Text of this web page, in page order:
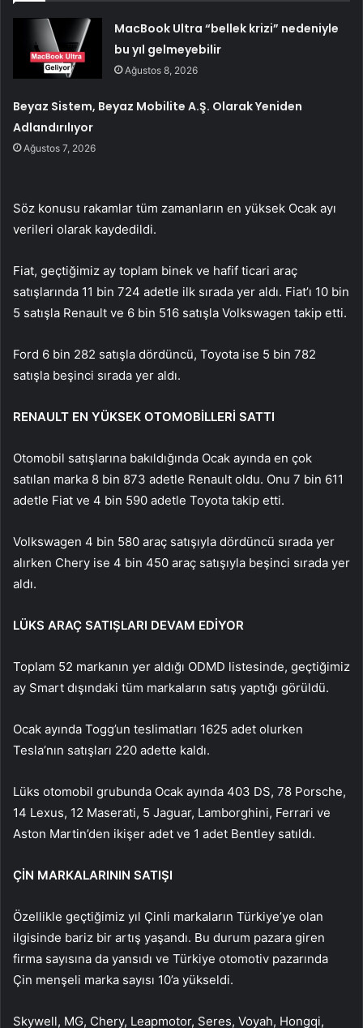
MacBook Ultra “bellek krizi” nedeniyle
bu yıl gelmeyebilir
Ağustos 8, 2026
Beyaz Sistem, Beyaz Mobilite A.Ş. Olarak Yeniden
Adlandırılıyor
Ağustos 7, 2026
Söz konusu rakamlar tüm zamanların en yüksek Ocak ayı
verileri olarak kaydedildi.
Fiat, geçtiğimiz ay toplam binek ve hafif ticari araç
satışlarında 11 bin 724 adetle ilk sırada yer aldı. Fiat’ı 10 bin
5 satışla Renault ve 6 bin 516 satışla Volkswagen takip etti.
Ford 6 bin 282 satışla dördüncü, Toyota ise 5 bin 782
satışla beşinci sırada yer aldı.
RENAULT EN YÜKSEK OTOMOBİLLERİ SATTI
Otomobil satışlarına bakıldığında Ocak ayında en çok
satılan marka 8 bin 873 adetle Renault oldu. Onu 7 bin 611
adetle Fiat ve 4 bin 590 adetle Toyota takip etti.
Volkswagen 4 bin 580 araç satışıyla dördüncü sırada yer
alırken Chery ise 4 bin 450 araç satışıyla beşinci sırada yer
aldı.
LÜKS ARAÇ SATIŞLARI DEVAM EDİYOR
Toplam 52 markanın yer aldığı ODMD listesinde, geçtiğimiz
ay Smart dışındaki tüm markaların satış yaptığı görüldü.
Ocak ayında Togg’un teslimatları 1625 adet olurken
Tesla’nın satışları 220 adette kaldı.
Lüks otomobil grubunda Ocak ayında 403 DS, 78 Porsche,
14 Lexus, 12 Maserati, 5 Jaguar, Lamborghini, Ferrari ve
Aston Martin’den ikişer adet ve 1 adet Bentley satıldı.
ÇİN MARKALARININ SATIŞI
Özellikle geçtiğimiz yıl Çinli markaların Türkiye’ye olan
ilgisinde bariz bir artış yaşandı. Bu durum pazara giren
firma sayısına da yansıdı ve Türkiye otomotiv pazarında
Çin menşeli marka sayısı 10’a yükseldi.
Skywell, MG, Chery, Leapmotor, Seres, Voyah, Hongqi,